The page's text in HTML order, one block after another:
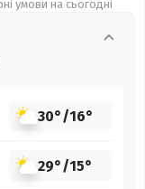
умови на сьогодні
30°/16°
29°/15°